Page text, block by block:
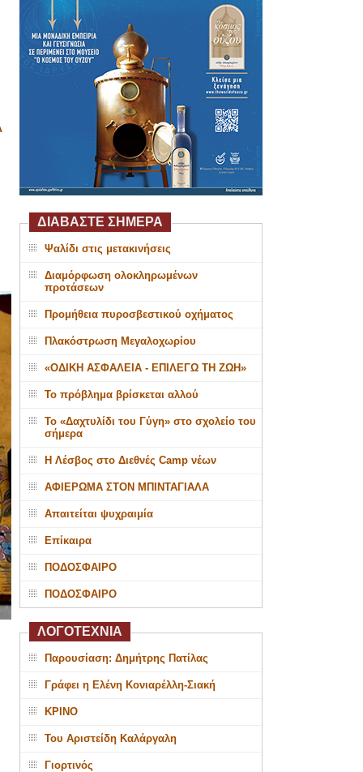
ΔΙΑΒΑΣΤΕ ΣΗΜΕΡΑ
Ψαλίδι στις μετακινήσεις
Διαμόρφωση ολοκληρωμένων
προτάσεων
Προμήθεια πυροσβεστικού οχήματος
Πλακόστρωση Μεγαλοχωρίου
«ΟΔΙΚΗ ΑΣΦΑΛΕΙΑ - ΕΠΙΛΕΓΩ ΤΗ ΖΩΗ»
Το πρόβλημα βρίσκεται αλλού
Το «Δαχτυλίδι του Γύγη» στο σχολείο του
σήμερα
Η Λέσβος στο Διεθνές Camp νέων
ΑΦΙΕΡΩΜΑ ΣΤΟΝ ΜΠΙΝΤΑΓΙΑΛΑ
Απαιτείται ψυχραιμία
Επίκαιρα
ΠΟΔΟΣΦΑΙΡΟ
ΠΟΔΟΣΦΑΙΡΟ
ΛΟΓΟΤΕΧΝΙΑ
Παρουσίαση: Δημήτρης Πατίλας
Γράφει η Ελένη Κονιαρέλλη-Σιακή
ΚΡΙΝΟ
Του Αριστείδη Καλάργαλη
Γιορτινός